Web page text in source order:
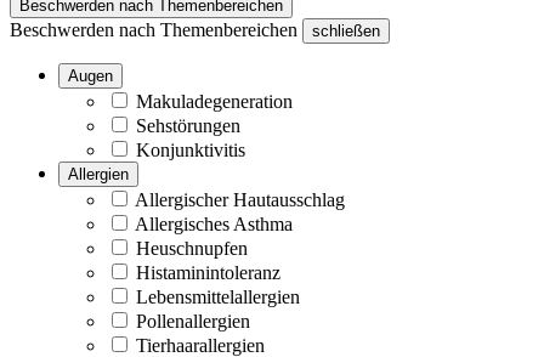
Beschwerden nach Themenbereichen
Beschwerden nach Themenbereichen schließen
Augen
Makuladegeneration
Sehstörungen
Konjunktivitis
Allergien
Allergischer Hautausschlag
Allergisches Asthma
Heuschnupfen
Histaminintoleranz
Lebensmittelallergien
Pollenallergien
Tierhaarallergien